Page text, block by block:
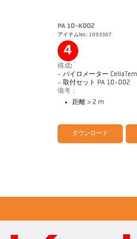
PA 10-K002
アイテムNo.: 1093307
4
構成:
- パイロメーター
- 取付セット PA 10-002
備考：
距離 > 2 m
カタログ CellaTemp PA
ダウンロード